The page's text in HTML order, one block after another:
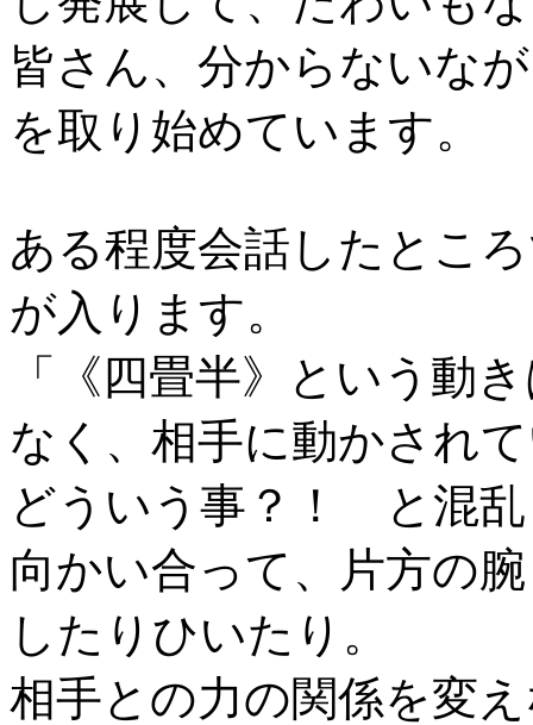
皆さん、分からないな
を取り始めています。
ある程度会話したとこ
が入ります。
「《四畳半》という動
なく、相手に動かされ
どういう事？！ と混乱
向かい合って、片方の
したりひいたり。
相手との力の関係を変